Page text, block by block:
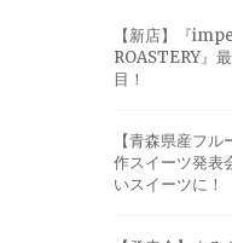
【新店】『
ROASTERY』
目！
【青森県産フ
作スイーツ発表
いスイーツに！